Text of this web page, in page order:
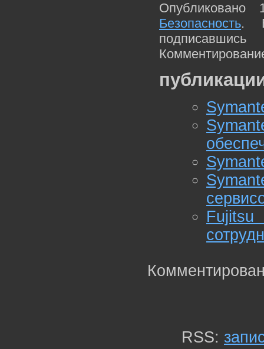
Безопасность.
RSS: